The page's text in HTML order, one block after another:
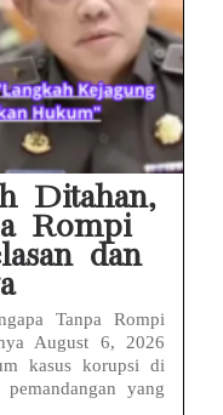
Ditahan,
Rompi
dan
Tanpa Rompi
August 6, 2026
kasus korupsi di
yang